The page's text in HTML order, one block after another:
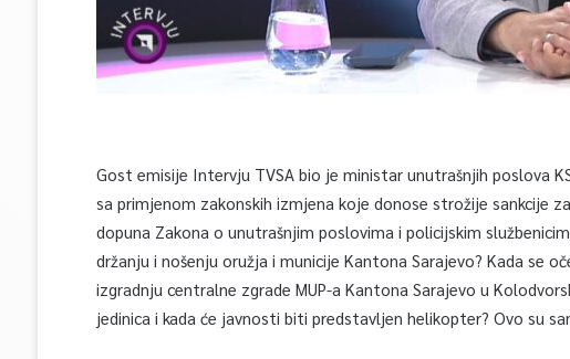
Gost emisije Intervju TVSA bio je ministar unutrašnjih poslova
sa primjenom zakonskih izmjena koje donose strožije sankcije
dopuna Zakona o unutrašnjim poslovima i policijskim
držanju i nošenju oružja i municije Kantona Sarajevo? Kada se
izgradnju centralne zgrade MUP-a Kantona Sarajevo u
jedinica i kada će javnosti biti predstavljen helikopter? Ovo su